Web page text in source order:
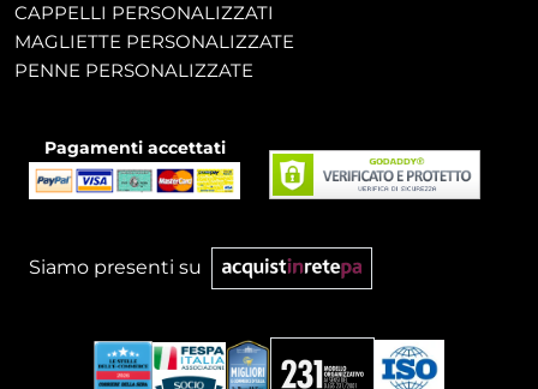
CAPPELLI PERSONALIZZATI
MAGLIETTE PERSONALIZZATE
PENNE PERSONALIZZATE
Pagamenti accettati
Siamo presenti su